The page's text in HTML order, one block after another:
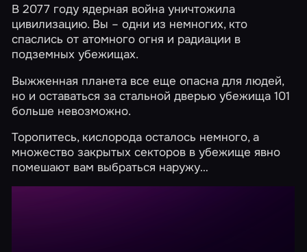
В 2077 году ядерная война уничтожила
цивилизацию. Вы – одни из немногих, кто
спаслись от атомного огня и радиации в
подземных убежищах.
Выжженная планета все еще опасна для людей,
но и оставаться за стальной дверью убежища 101
больше невозможно.
Торопитесь, кислорода осталось немного, а
множество закрытых секторов в убежище явно
помешают вам выбраться наружу…